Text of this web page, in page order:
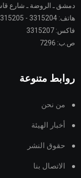
دمشق ـ الروضة ـ شارع
هاتف: 3315204 - 3315205
فاكس: 3315207
ص.ب: 7296
روابط متنوعة
من نحن
أخبار الهيئة
حقوق النشر
الاتصال بنا